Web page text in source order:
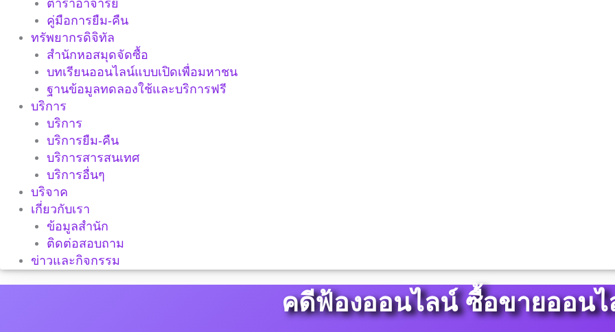
ตำราอาจารย์
คู่มือการยืม-คืน
ทรัพยากรดิจิทัล
สำนักหอสมุดจัดซื้อ
บทเรียนออนไลน์แบบเปิดเพื่อมหาชน
ฐานข้อมูลทดลองใช้และบริการฟรี
บริการ
บริการ
บริการยืม-คืน
บริการสารสนเทศ
บริการอื่นๆ
บริจาค
เกี่ยวกับเรา
ข้อมูลสำนัก
ติดต่อสอบถาม
ข่าวและกิจกรรม
คดีฟ้องออนไลน์ ซื้อขายออน